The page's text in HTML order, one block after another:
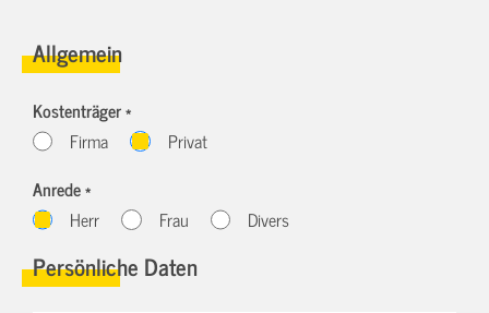
Allgemein
Kostenträger *
Firma
Privat
Anrede *
Herr
Frau Divers
Persönliche Daten